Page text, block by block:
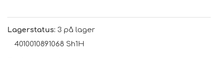
Gulvvarme JA
Certifikat: Øko-Tex Standard 100
Lagerstatus: 3 på lager
4010010891068 Sh1H